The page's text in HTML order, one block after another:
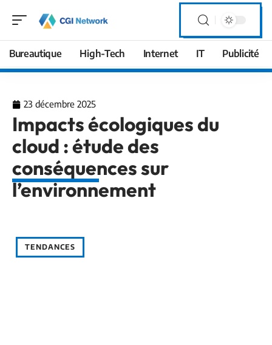
Bureautique High-Tech Internet IT Publicité
23 décembre 2025
Impacts écologiques du
cloud : étude des
conséquences sur
l’environnement
TENDANCES